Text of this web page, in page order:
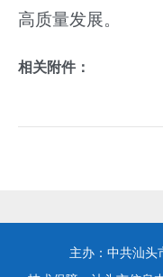
高质量发展。
相关附件：
主办：中共汕头